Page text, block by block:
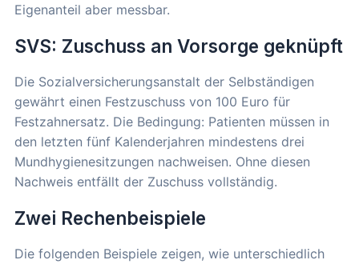
Eigenanteil aber messbar.
SVS: Zuschuss an Vorsorge geknüpft
Die Sozialversicherungsanstalt der Selbständigen
gewährt einen Festzuschuss von 100 Euro für
Festzahnersatz. Die Bedingung: Patienten müssen in
den letzten fünf Kalenderjahren mindestens drei
Mundhygienesitzungen nachweisen. Ohne diesen
Nachweis entfällt der Zuschuss vollständig.
Zwei Rechenbeispiele
Die folgenden Beispiele zeigen, wie unterschiedlich